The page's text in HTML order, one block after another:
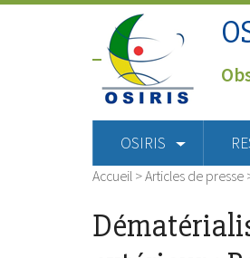
OSIRIS
Accueil >Articles de presse